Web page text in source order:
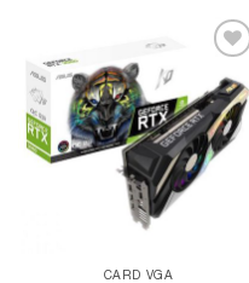
Wishlist
CARD VGA